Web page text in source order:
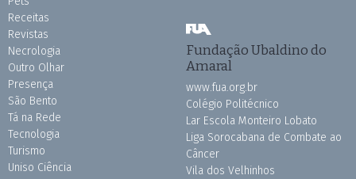
Receitas
Revistas
Necrologia
Outro Olhar
Presença
São Bento
Tá na Rede
Tecnologia
Turismo
Uniso Ciência
Fundação Ubaldino do
Amaral
www.fua.org.br
Colégio Politécnico
Lar Escola Monteiro Lobato
Liga Sorocabana de Combate ao
Câncer
Vila dos Velhinhos